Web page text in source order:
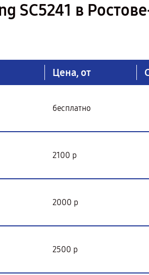
SC5241 в
Цена, от
бесплатно
2100 р
2000 р
2500 р